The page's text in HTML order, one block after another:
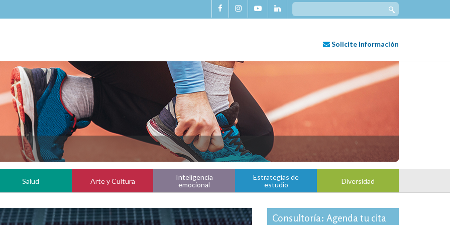
Search
for:
Solicite Información
Salud Arte y Cultura
Inteligencia
emocional
Estrategias de
estudio
Diversidad
Consultoría: Agenda tu cita